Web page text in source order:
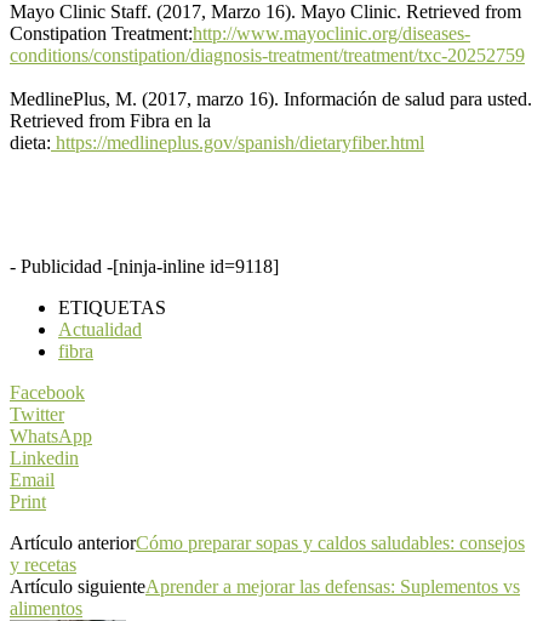
Mayo Clinic Staff. (2017, Marzo 16). Mayo Clinic. Retrieved from
Constipation Treatment:http://www.mayoclinic.org/diseases-
conditions/constipation/diagnosis-treatment/treatment/txc-20252759
MedlinePlus, M. (2017, marzo 16). Información de salud para usted.
Retrieved from Fibra en la
dieta: https://medlineplus.gov/spanish/dietaryfiber.html
- Publicidad -[ninja-inline id=9118]
ETIQUETAS
Actualidad
fibra
Facebook
Twitter
WhatsApp
Linkedin
Email
Print
Artículo anteriorCómo preparar sopas y caldos saludables: consejos
y recetas
Artículo siguienteAprender a mejorar las defensas: Suplementos vs
alimentos